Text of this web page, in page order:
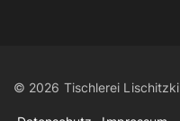
© 2026 Tischlerei Lischitzki